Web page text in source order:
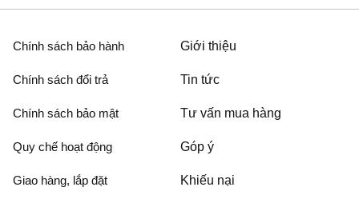
Chính sách bảo hành
Chính sách đổi trả
Chính sách bảo mật
Quy chế hoạt động
Giao hàng, lắp đặt
Giới thiệu
Tin tức
Tư vấn mua hàng
Góp ý
Khiếu nại